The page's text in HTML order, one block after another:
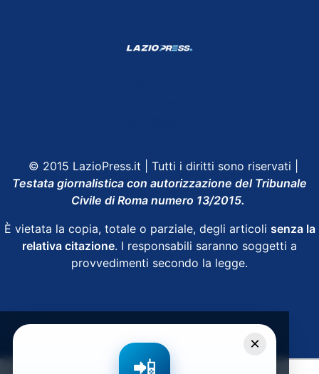
© 2015 LazioPress.it | Tutti i diritti sono riservati |
Testata giornalistica con autorizzazione del Tribunale
Civile di Roma numero 13/2015.
È vietata la copia, totale o parziale, degli articoli senza la
relativa citazione. I responsabili saranno soggetti a
provvedimenti secondo la legge.
×
📲